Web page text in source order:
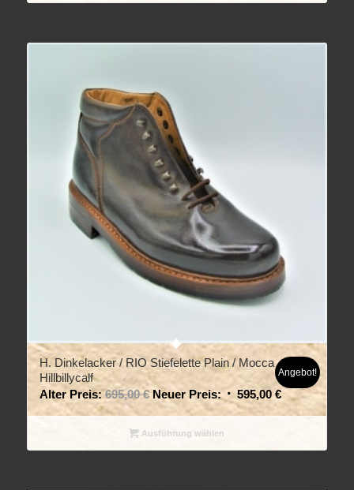
H. Dinkelacker / RIO Stiefelette Plain / Mocca
Hillbillycalf
Alter Preis: 695,00€ Neuer Preis: 595,00 €
Angebot!
Ausführung wählen